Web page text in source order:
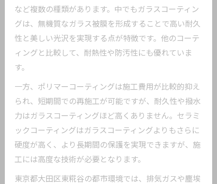
など複数の種類があります。中でもガラスコーティン
グは、無機質なガラス被膜を形成することで高い耐久
性と美しい光沢を実現する点が特徴です。他のコーテ
ィングと比較して、耐熱性や防汚性にも優れていま
す。
一方、ポリマーコーティングは施工費用が比較的抑え
られ、短期間での再施工が可能ですが、耐久性や撥水
力はガラスコーティングほど高くありません。セラミ
ックコーティングはガラスコーティングよりもさらに
硬度が高く、より長期間の保護を実現できますが、施
工には高度な技術が必要となります。
東京都大田区東糀谷の都市環境では、排気ガスや塵埃